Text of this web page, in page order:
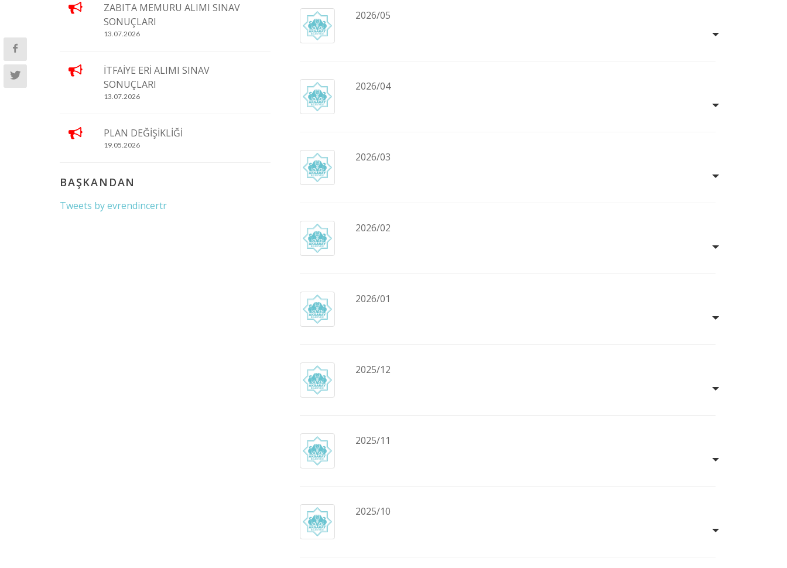
ZABITA MEMURU ALIMI SINAV
SONUÇLARI
13.07.2026
İTFAİYE ERİ ALIMI SINAV
SONUÇLARI
13.07.2026
PLAN DEĞİŞİKLİĞİ
19.05.2026
BAŞKANDAN
Tweets by evrendincertr
2026/05
2026/04
2026/03
2026/02
2026/01
2025/12
2025/11
2025/10